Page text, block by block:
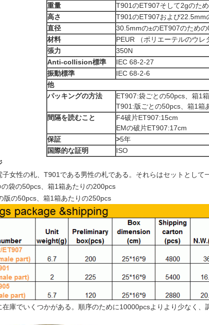
重量
T901のET907そして2gのた
高さ
T901のET907および
直径
30.5mmの±のET907のため
材料
PEUR （ポリエーテルのウレ
張力
350N
Anti-collision標準
IEC 68-2-27
振動標準
IEC 68-2-6
他
パッキングの方法
ET907:袋ごとの50pcs、箱1
T901:版ごとの50pcs、箱1箱
間隔を読むこと
F4破片ET907:15cm
EMの破片ET907:17cm
保証
>5年
国際的な証明
ISO
子女性の札、T901である男性の札である。それらはセットとして
袋の50pcs、箱1箱あたりの200pcs
版の50pcs、箱1箱あたりの250pcs
在庫でいくつかがある。順序のために10000pcsよりより少なく、